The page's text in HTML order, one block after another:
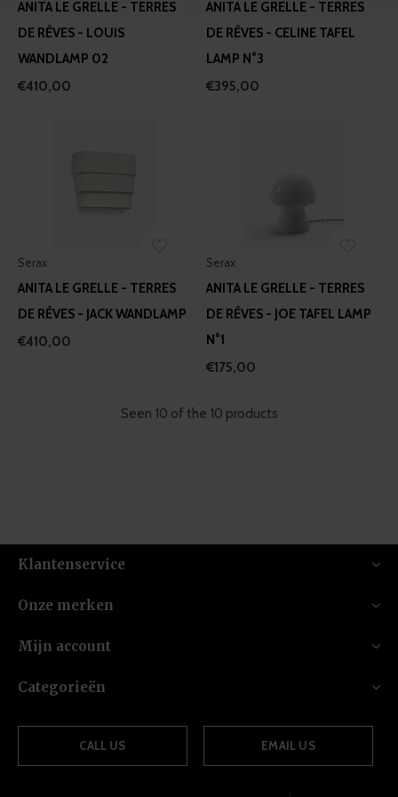
We use cookies to personalise content and ads, to
our social media, advertising and analytics partners who
ANITA LE GRELLE - TERRES
DE RÊVES - LOUIS
WANDLAMP 02
€410,00
ANITA LE GRELLE - TERRES
DE RÊVES - CELINE TAFEL
LAMP N°3
€395,00
Serax
ANITA LE GRELLE - TERRES
DE RÊVES - JACK WANDLAMP
€410,00
Serax
ANITA LE GRELLE - TERRES
DE RÊVES - JOE TAFEL LAMP
N°1
€175,00
Seen 10 of the 10 products
Klantenservice
Onze merken
Mijn account
Categorieën
CALL US EMAIL US